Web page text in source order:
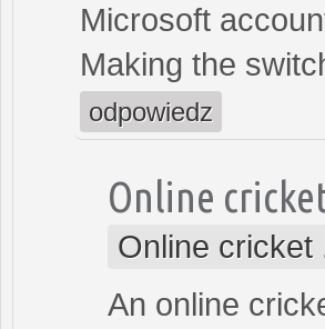
Microsoft
Making the
odpowiedz
Online
Online cricket
An online